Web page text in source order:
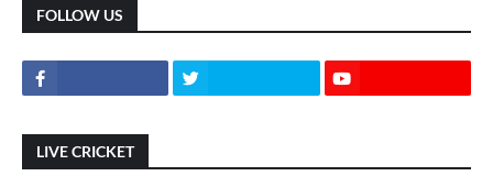
FOLLOW US
LIVE CRICKET